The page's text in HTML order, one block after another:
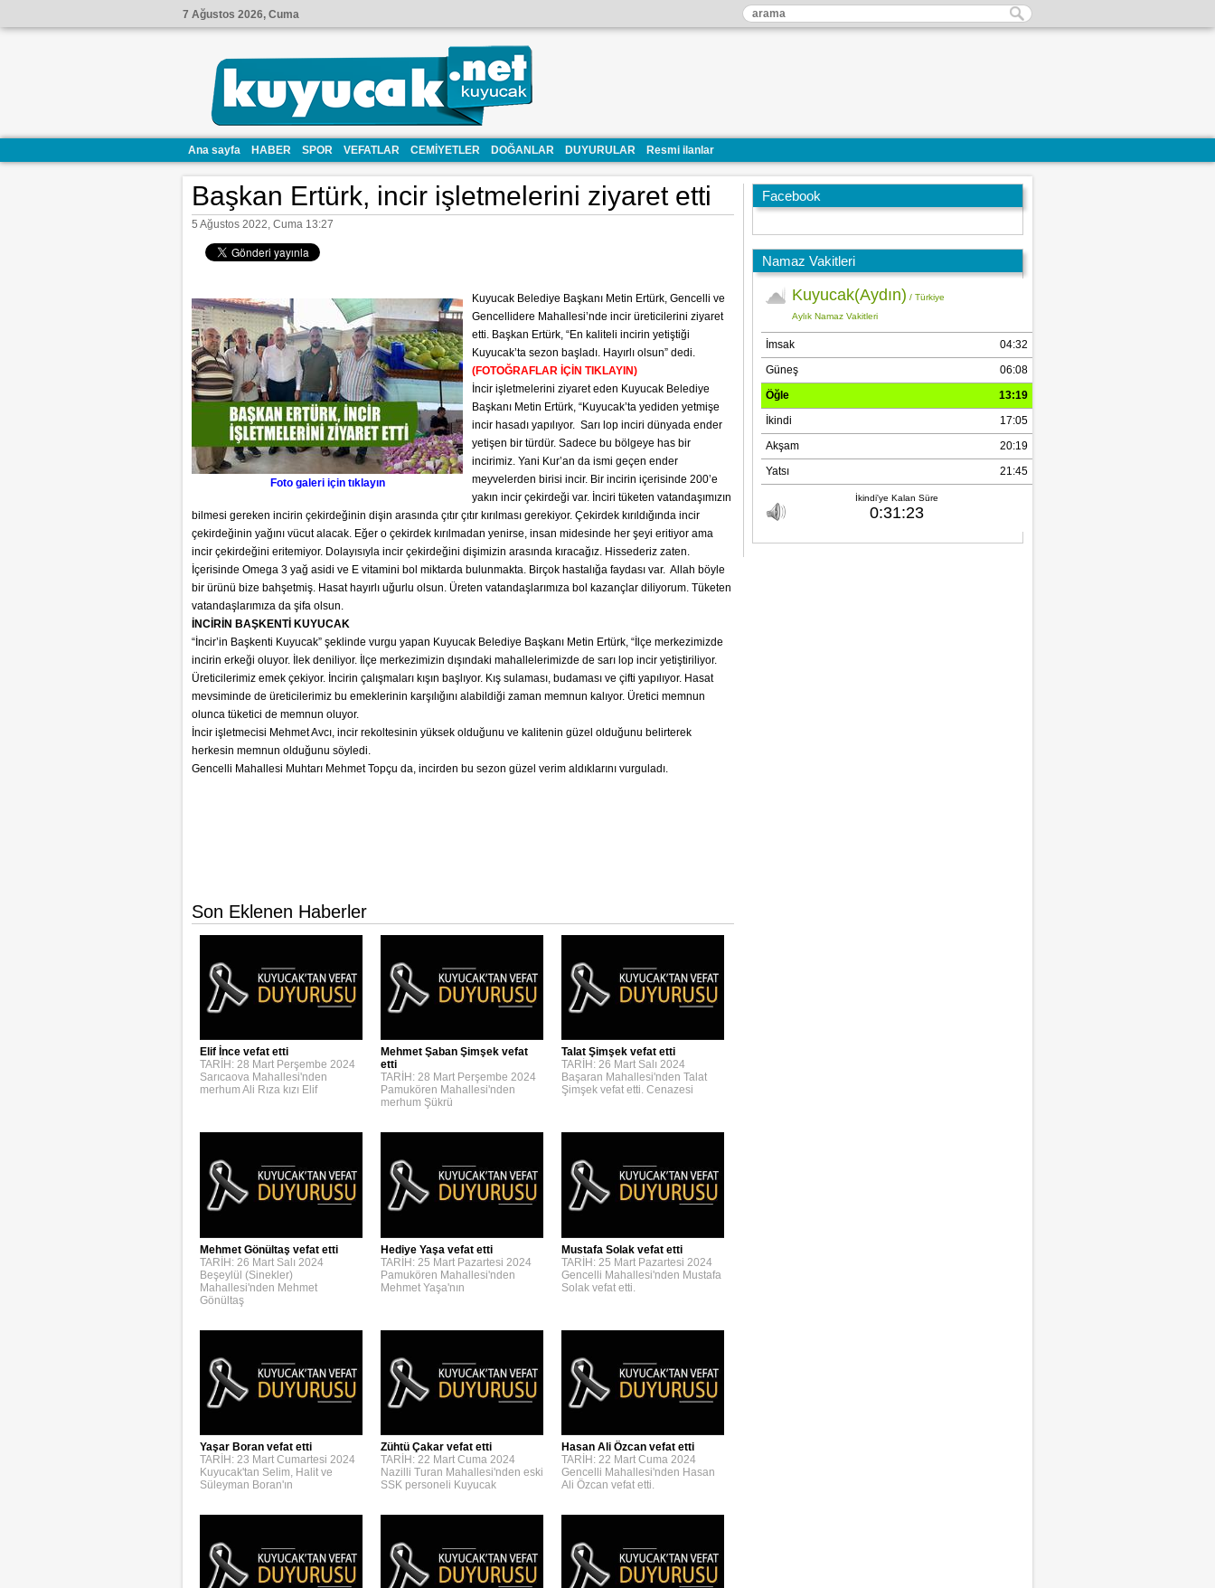
7 Ağustos 2026, Cuma
Ana sayfa HABER SPOR VEFATLAR CEMİYETLER DOĞANLAR DUYURULAR Resmi ilanlar
Facebook
Namaz Vakitleri
Başkan Ertürk, incir işletmelerini ziyaret etti
5 Ağustos 2022, Cuma 13:27
Foto galeri için tıklayın
Kuyucak Belediye Başkanı Metin Ertürk, Gencelli ve
Gencellidere Mahallesi’nde incir üreticilerini ziyaret
etti. Başkan Ertürk, “En kaliteli incirin yetiştiği
Kuyucak’ta sezon başladı. Hayırlı olsun” dedi.
(FOTOĞRAFLAR İÇİN TIKLAYIN)
İncir işletmelerini ziyaret eden Kuyucak Belediye
Başkanı Metin Ertürk, “Kuyucak’ta yediden yetmişe
incir hasadı yapılıyor. Sarı lop inciri dünyada ender
yetişen bir türdür. Sadece bu bölgeye has bir
incirimiz. Yani Kur’an da ismi geçen ender
meyvelerden birisi incir. Bir incirin içerisinde 200’e
yakın incir çekirdeği var. İnciri tüketen vatandaşımızın
bilmesi gereken incirin çekirdeğinin dişin arasında çıtır çıtır kırılması gerekiyor. Çekirdek kırıldığında incir
çekirdeğinin yağını vücut alacak. Eğer o çekirdek kırılmadan yenirse, insan midesinde her şeyi eritiyor ama
incir çekirdeğini eritemiyor. Dolayısıyla incir çekirdeğini dişimizin arasında kıracağız. Hissederiz zaten.
İçerisinde Omega 3 yağ asidi ve E vitamini bol miktarda bulunmakta. Birçok hastalığa faydası var. Allah böyle
bir ürünü bize bahşetmiş. Hasat hayırlı uğurlu olsun. Üreten vatandaşlarımıza bol kazançlar diliyorum. Tüketen
vatandaşlarımıza da şifa olsun.
İNCİRİN BAŞKENTİ KUYUCAK
“İncir’in Başkenti Kuyucak” şeklinde vurgu yapan Kuyucak Belediye Başkanı Metin Ertürk, “İlçe merkezimizde
incirin erkeği oluyor. İlek deniliyor. İlçe merkezimizin dışındaki mahallelerimizde de sarı lop incir yetiştiriliyor.
Üreticilerimiz emek çekiyor. İncirin çalışmaları kışın başlıyor. Kış sulaması, budaması ve çifti yapılıyor. Hasat
mevsiminde de üreticilerimiz bu emeklerinin karşılığını alabildiği zaman memnun kalıyor. Üretici memnun
olunca tüketici de memnun oluyor.
İncir işletmecisi Mehmet Avcı, incir rekoltesinin yüksek olduğunu ve kalitenin güzel olduğunu belirterek
herkesin memnun olduğunu söyledi.
Gencelli Mahallesi Muhtarı Mehmet Topçu da, incirden bu sezon güzel verim aldıklarını vurguladı.
Son Eklenen Haberler
Elif İnce vefat etti
TARİH: 28 Mart Perşembe 2024
Sarıcaova Mahallesi'nden
merhum Ali Rıza kızı Elif
Mehmet Şaban Şimşek vefat
etti
TARİH: 28 Mart Perşembe 2024
Pamukören Mahallesi'nden
merhum Şükrü
Talat Şimşek vefat etti
TARİH: 26 Mart Salı 2024
Başaran Mahallesi'nden Talat
Şimşek vefat etti. Cenazesi
Mehmet Gönültaş vefat etti
TARİH: 26 Mart Salı 2024
Beşeylül (Sinekler)
Mahallesi'nden Mehmet
Gönültaş
Hediye Yaşa vefat etti
TARİH: 25 Mart Pazartesi 2024
Pamukören Mahallesi'nden
Mehmet Yaşa'nın
Mustafa Solak vefat etti
TARİH: 25 Mart Pazartesi 2024
Gencelli Mahallesi'nden Mustafa
Solak vefat etti.
Yaşar Boran vefat etti
TARİH: 23 Mart Cumartesi 2024
Kuyucak'tan Selim, Halit ve
Süleyman Boran'ın
Zühtü Çakar vefat etti
TARİH: 22 Mart Cuma 2024
Nazilli Turan Mahallesi'nden eski
SSK personeli Kuyucak
Hasan Ali Özcan vefat etti
TARİH: 22 Mart Cuma 2024
Gencelli Mahallesi'nden Hasan
Ali Özcan vefat etti.